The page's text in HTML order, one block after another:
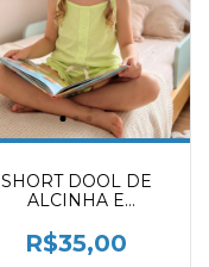
SHORT DOOL DE
ALCINHA E
NEON 9730115
R$35,00